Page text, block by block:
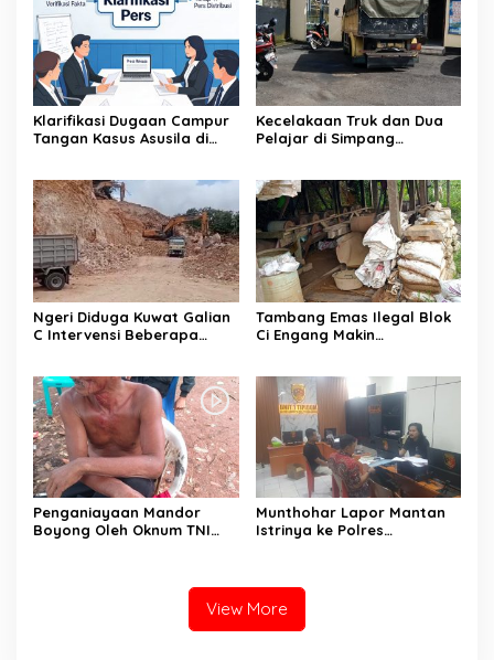
Klarifikasi Dugaan Campur
Tangan Kasus Asusila di
Keluarga Korban
Kecelakaan Truk dan Dua
Pelajar di Simpang
Angkutan Solar Subsidi
Jadi Sorotan Publik
Ngeri Diduga Kuwat Galian
C Intervensi Beberapa
Tambang Emas Ilegal Blok
Ci Engang Makin
Citorek Barat
Penganiayaan Mandor
Boyong Oleh Oknum TNI
Munthohar Lapor Mantan
Istrinya ke Polres
Aset.
View More